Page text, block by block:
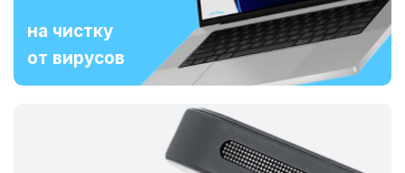
на чистку
от вирусов